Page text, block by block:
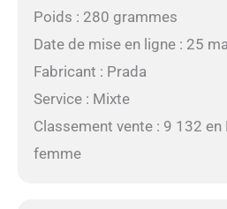
Poids : 280 grammes
Date de mise en ligne : 25
Fabricant : Prada
Service : Mixte
Classement vente : 9 132 en
femme